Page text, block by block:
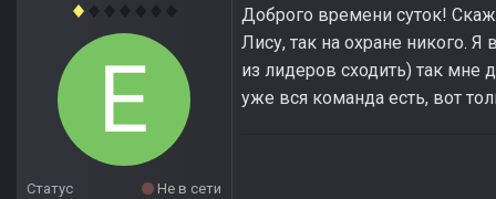
Статус
Не в сети
Доброго времени суток!
Лису, так на охране никого.
из лидеров сходить) так мне
уже вся команда есть, вот